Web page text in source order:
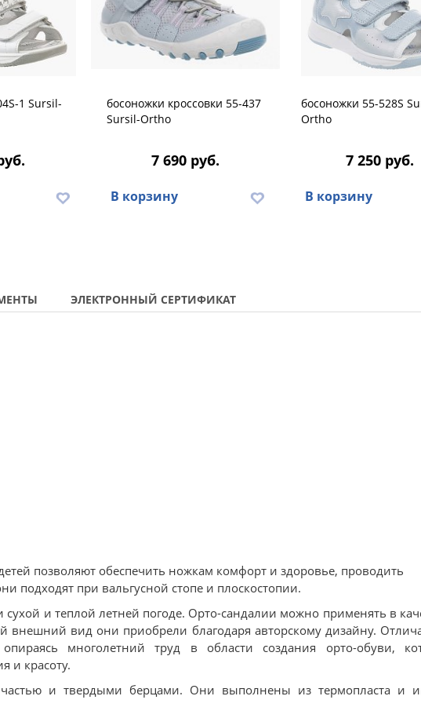
1 Sursil-
босоножки кроссовки 55-437
Sursil-Ortho
7 690 руб.
В корзину
босоножки 55-528S
Ortho
7 250 руб.
В корзину
ЭЛЕКТРОННЫЙ СЕРТИФИКАТ
позволяют обеспечить ножкам комфорт и здоровье, проводить
подходят при вальгусной стопе и плоскостопии.
и теплой летней погоде. Орто-сандалии можно применять в
внешний вид они приобрели благодаря авторскому дизайну.
многолетний труд в области создания орто-обуви,
и красоту.
частью и твердыми берцами. Они выполнены из термопласта и